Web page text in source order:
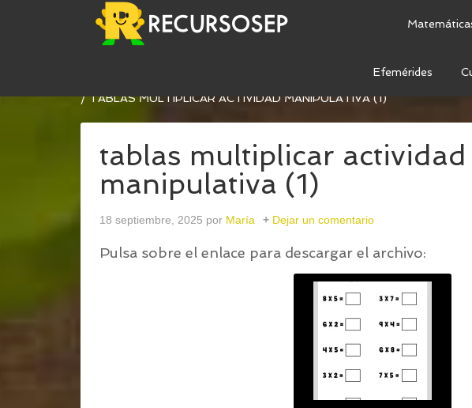
Efemérides
ACTIVIDAD MANIPULATIVA PARA
/TABLAS MULTIPLICAR ACTIVIDAD MANIPULATIVA (1)
tablas multiplicar actividad
manipulativa (1)
18 septiembre, 2025 por María Dejar un comentario
Pulsa sobre el enlace para descargar el archivo: